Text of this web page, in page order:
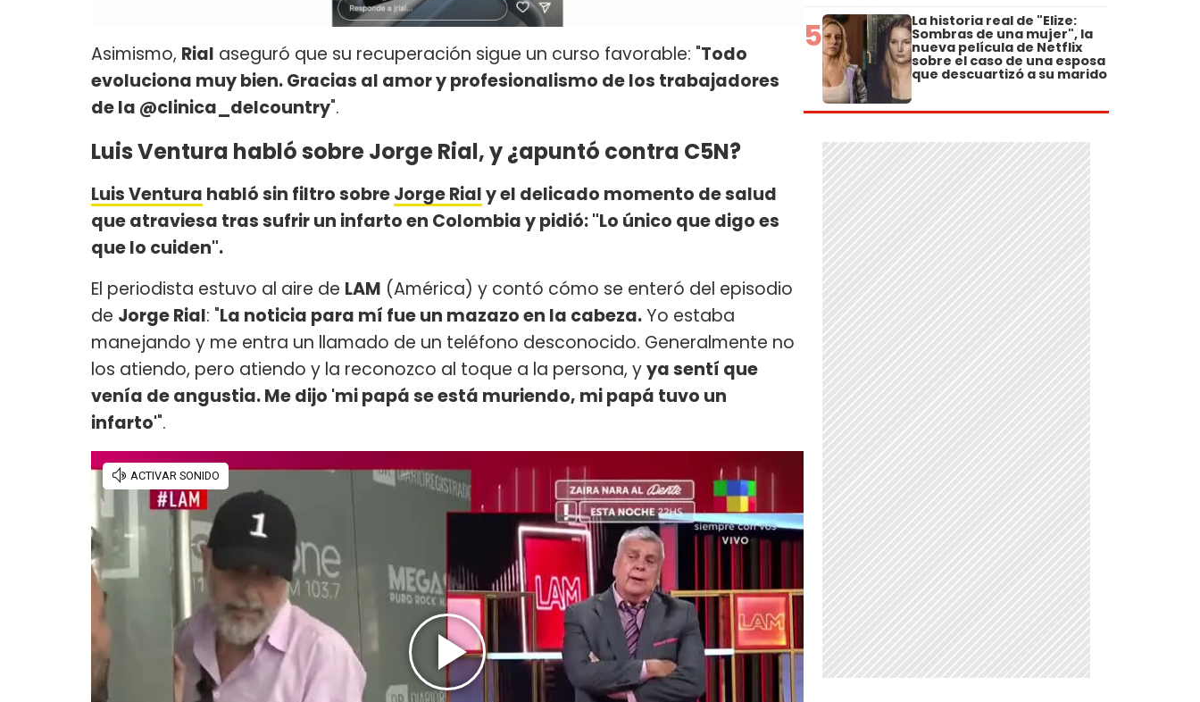
Asimismo, Rial aseguró que su recuperación sigue un curso favorable: "Todo
evoluciona muy bien. Gracias al amor y profesionalismo de los trabajadores
de la @clinica_delcountry".
Luis Ventura habló sobre Jorge Rial, y ¿apuntó contra C5N?
Luis Ventura habló sin filtro sobreJorge Rialy el delicado momento de salud
que atraviesa tras sufrir un infarto en Colombia y pidió: "Lo único que digo es
que lo cuiden".
El periodista estuvo al aire de LAM (América) y contó cómo se enteró del episodio
de Jorge Rial: "La noticia para mí fue un mazazo en la cabeza.Yo estaba
manejando y me entra un llamado de un teléfono desconocido. Generalmente no
los atiendo, pero atiendo y la reconozco al toque a la persona, yya sentí que
venía de angustia. Me dijo 'mi papá se está muriendo, mi papá tuvo un
infarto'".
5 La historia real de "Elize:
Sombras de una mujer", la
nueva película de Netflix
sobre el caso de una esposa
que descuartizó a su marido